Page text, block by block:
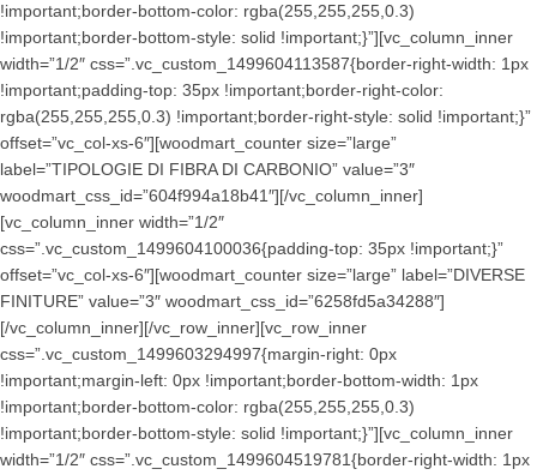
!important;border-bottom-color: rgba(255,255,255,0.3)
!important;border-bottom-style: solid !important;}”][vc_column_inner
width=”1/2″ css=”.vc_custom_1499604113587{border-right-width: 1px
!important;padding-top: 35px !important;border-right-color:
rgba(255,255,255,0.3) !important;border-right-style: solid !important;}”
offset=”vc_col-xs-6″][woodmart_counter size=”large”
label=”TIPOLOGIE DI FIBRA DI CARBONIO” value=”3″
woodmart_css_id=”604f994a18b41″][/vc_column_inner]
[vc_column_inner width=”1/2″
css=”.vc_custom_1499604100036{padding-top: 35px !important;}”
offset=”vc_col-xs-6″][woodmart_counter size=”large” label=”DIVERSE
FINITURE” value=”3″ woodmart_css_id=”6258fd5a34288″]
[/vc_column_inner][/vc_row_inner][vc_row_inner
css=”.vc_custom_1499603294997{margin-right: 0px
!important;margin-left: 0px !important;border-bottom-width: 1px
!important;border-bottom-color: rgba(255,255,255,0.3)
!important;border-bottom-style: solid !important;}”][vc_column_inner
width=”1/2″ css=”.vc_custom_1499604519781{border-right-width: 1px